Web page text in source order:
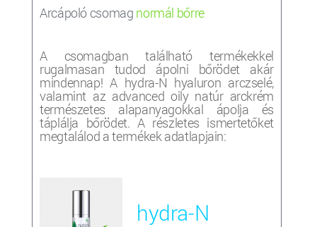
Arcápoló csomag normál bőrre
A csomagban található termékekkel
rugalmasan tudod ápolni bőrödet akár
mindennap! A hydra-N hyaluron arczselé,
valamint az advanced oily natúr arckrém
természetes alapanyagokkal ápolja és
táplálja bőrödet. A részletes ismertetőket
megtalálod a termékek adatlapjain:
hydra-N